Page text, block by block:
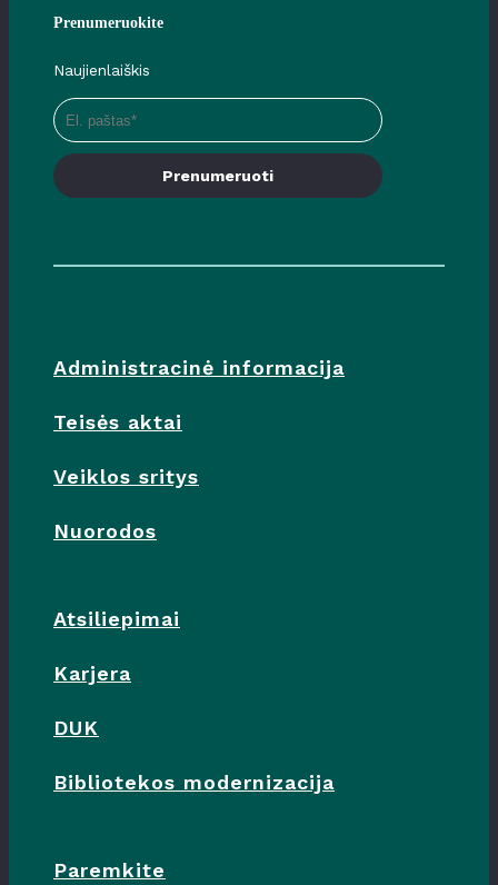
Prenumeruokite
Naujienlaiškis
Prenumeruoti
Administracinė informacija
Teisės aktai
Veiklos sritys
Nuorodos
Atsiliepimai
Karjera
DUK
Bibliotekos modernizacija
Paremkite